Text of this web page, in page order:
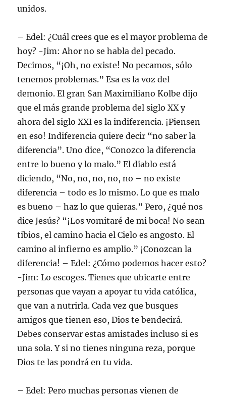
unidos.
– Edel: ¿Cuál crees que es el mayor problema de
hoy? -Jim: Ahor no se habla del pecado.
Decimos, “¡Oh, no existe! No pecamos, sólo
tenemos problemas.” Esa es la voz del
demonio. El gran San Maximiliano Kolbe dijo
que el más grande problema del siglo XX y
ahora del siglo XXI es la indiferencia. ¡Piensen
en eso! Indiferencia quiere decir “no saber la
diferencia”. Uno dice, “Conozco la diferencia
entre lo bueno y lo malo.” El diablo está
diciendo, “No, no, no, no, no – no existe
diferencia – todo es lo mismo. Lo que es malo
es bueno – haz lo que quieras.” Pero, ¿qué nos
dice Jesús? “¡Los vomitaré de mi boca! No sean
tibios, el camino hacia el Cielo es angosto. El
camino al infierno es amplio.” ¡Conozcan la
diferencia! – Edel: ¿Cómo podemos hacer esto?
-Jim: Lo escoges. Tienes que ubicarte entre
personas que vayan a apoyar tu vida católica,
que van a nutrirla. Cada vez que busques
amigos que tienen eso, Dios te bendecirá.
Debes conservar estas amistades incluso si es
una sola. Y si no tienes ninguna reza, porque
Dios te las pondrá en tu vida.
– Edel: Pero muchas personas vienen de